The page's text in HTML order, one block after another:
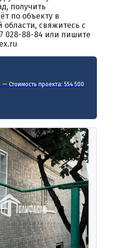
получить
по объекту в
области, свяжитесь с
028-88-84 или пишите
Стоимость проекта: 554 500